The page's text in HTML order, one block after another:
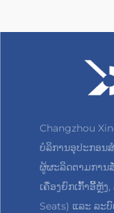
Changzhou
ບໍລິການອຸປະກອນ
ຜູ້ຜະລິດຕາມການ
ເຄື່ອງຍົກເກົ້າອີ້ຫຼັງ
Seats) ແລະ ລະ